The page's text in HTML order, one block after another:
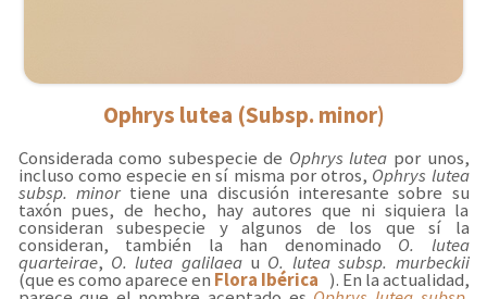
Ophrys lutea (Subsp. minor)
Considerada como subespecie de Ophrys lutea por unos,
incluso como especie en sí misma por otros, Ophrys lutea
subsp. minortiene una discusión interesante sobre su
taxón pues, de hecho, hay autores que ni siquiera la
consideran subespecie y algunos de los que sí la
consideran, también la han denominadoO. lutea
quarteirae, O. lutea galilaeau O. lutea subsp. murbeckii
(que es como aparece en Flora Ibérica ). En la actualidad,